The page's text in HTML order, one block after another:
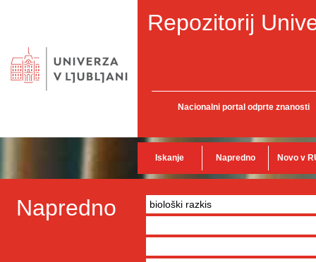
Repozitorij
Nacionalni portal odprte znanosti
Iskanje Napredno Novo v
Napredno